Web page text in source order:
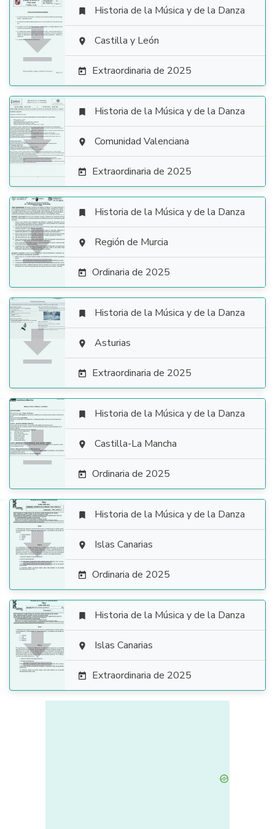

 Historia de la Música y de la Danza
 Castilla y León
 Extraordinaria de 2025

 Historia de la Música y de la Danza
 Comunidad Valenciana
 Extraordinaria de 2025

 Historia de la Música y de la Danza
 Región de Murcia
 Ordinaria de 2025

 Historia de la Música y de la Danza
 Asturias
 Extraordinaria de 2025

 Historia de la Música y de la Danza
 Castilla-La Mancha
 Ordinaria de 2025

 Historia de la Música y de la Danza
 Islas Canarias
 Ordinaria de 2025

 Historia de la Música y de la Danza
 Islas Canarias
 Extraordinaria de 2025